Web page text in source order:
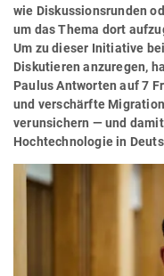
wie Diskussionsrunden
um das Thema dort
Um zu dieser Initiative
Diskutieren anzuregen,
Paulus Antworten auf 7
und verschärfte
verunsichern — und
Hochtechnologie in